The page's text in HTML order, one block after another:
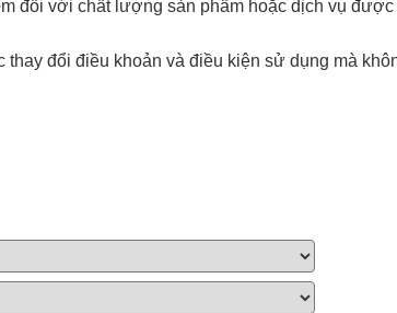
đối với chất lượng sản phẩm hoặc dịch vụ
thay đổi điều khoản và điều kiện sử dụng mà